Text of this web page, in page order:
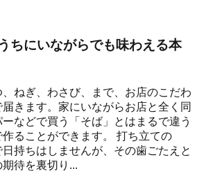
ちにいながらでも味わえる本
ねぎ、わさび、まで、お店のこだわ
きます。家にいながらお店と全く同
などで買う「そば」とはまるで違う
ることができます。 打ち立ての
日持ちはしませんが、その歯ごたえと
待を裏切り...